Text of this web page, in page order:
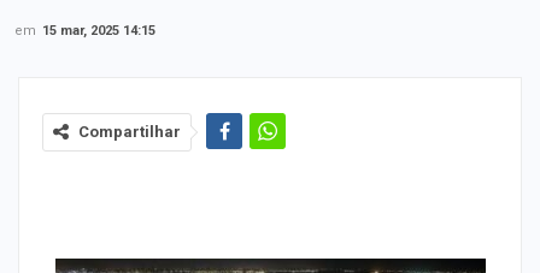
em 15 mar, 2025 14:15
Compartilhar